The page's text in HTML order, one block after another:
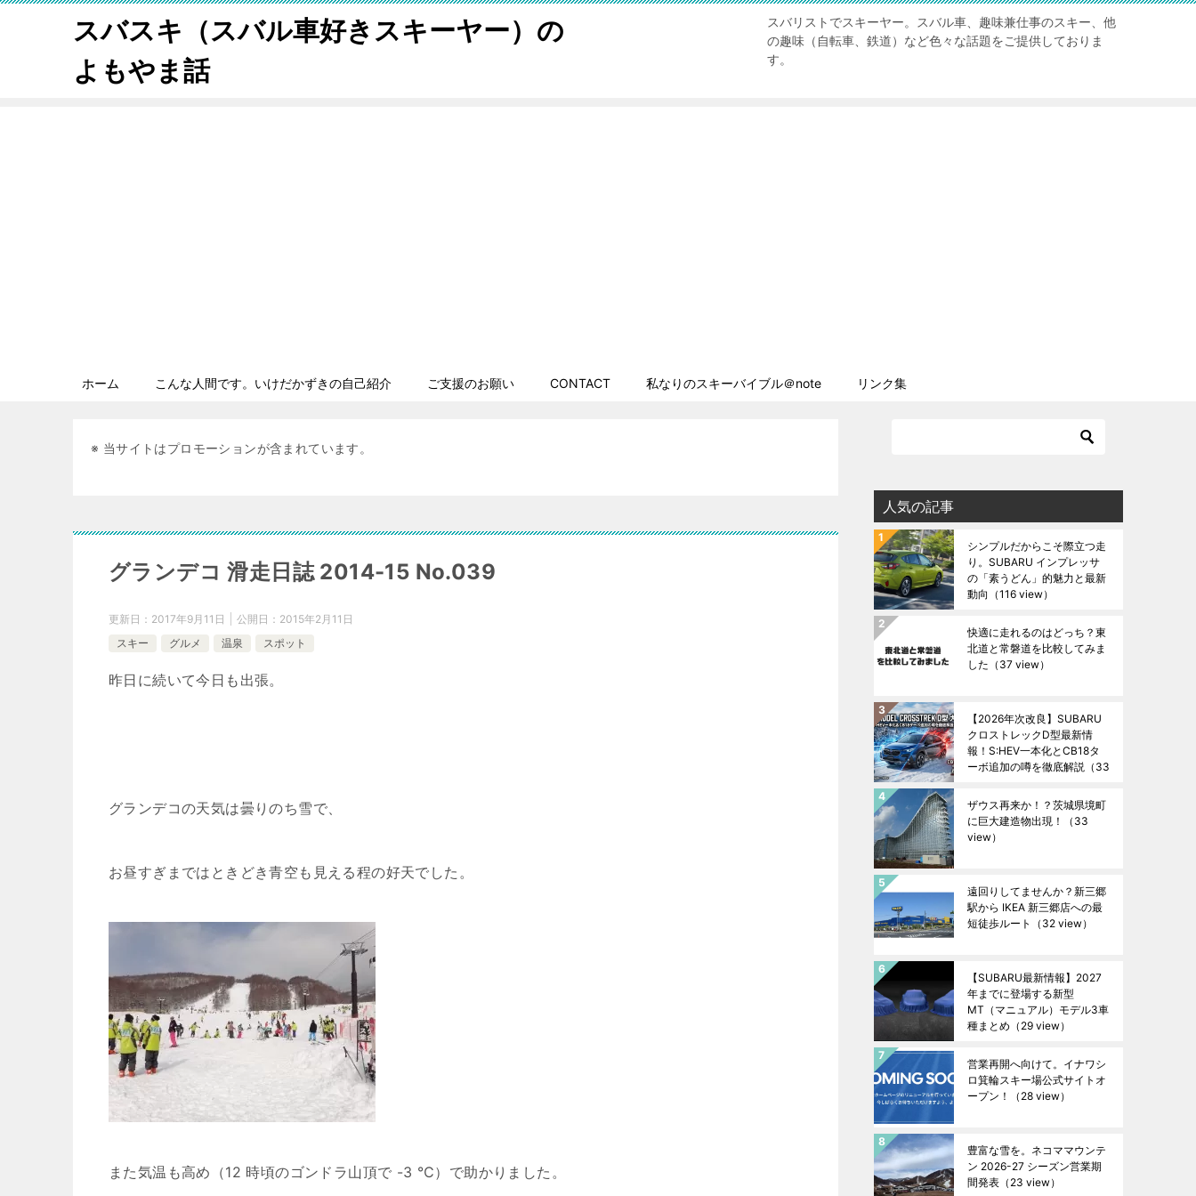
スバスキ（スバル車好きスキーヤー）の
よもやま話
スバリストでスキーヤー。スバル車、趣味兼仕事のスキー、他
の趣味（自転車、鉄道）など色々な話題をご提供しておりま
す。
ホーム こんな人間です。いけだかずきの自己紹介 ご支援のお願い CONTACT 私なりのスキーバイブル＠note リンク集
※ 当サイトはプロモーションが含まれています。
グランデコ 滑走日誌 2014-15 No.039
更新日： 2017年9月11日 公開日： 2015年2月11日
スキー
グルメ 温泉 スポット
昨日に続いて今日も出張。
グランデコの天気は曇りのち雪で、
お昼すぎまではときどき青空も見える程の好天でした。
また気温も高め（12 時頃のゴンドラ山頂で -3 ℃）で助かりました。
人気の記事
シンプルだからこそ際立つ走
り。SUBARU インプレッサ
の「素うどん」的魅力と最新
動向 （116 view）
快適に走れるのはどっち？東
北道と常磐道を比較してみま
した （37 view）
【2026年次改良】SUBARU
クロストレックD型最新情
報！S:HEV一本化とCB18タ
ーボ追加の噂を徹底解説 （33
ザウス再来か！？茨城県境町
に巨大建造物出現！
（33
view）
遠回りしてませんか？新三郷
駅から IKEA 新三郷店への最
短徒歩ルート
（32 view）
【SUBARU最新情報】2027
年までに登場する新型
MT（マニュアル）モデル3車
種まとめ （29 view）
営業再開へ向けて。イナワシ
ロ箕輪スキー場公式サイトオ
ープン！
（28 view）
豊富な雪を。ネコママウンテ
ン 2026-27 シーズン営業期
間発表 （23 view）